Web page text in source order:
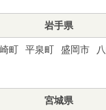
岩手県
町 平泉町 盛岡市
宮城県